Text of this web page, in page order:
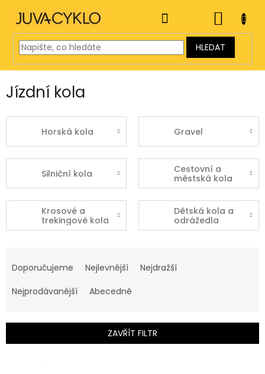
obsah
HLEDAT
KOŠÍK
Jízdní kola
Horská kola Gravel
Silniční kola
Cestovní a
městská kola
Krosové a
trekingové kola
Dětská kola a
odrážedla
a
e
í
r
Doporučujeme Nejlevnější
Nejdražší
Nejprodávanější
Abecedně
ZAVŘÍT FILTR